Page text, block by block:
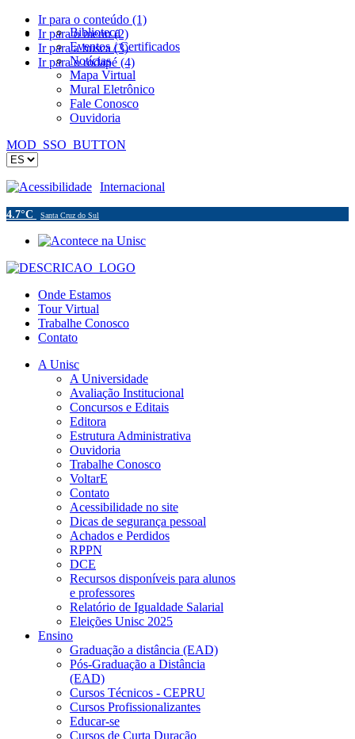
Ir para o conteúdo (1)
Ir para o menu (2)
Ir para a busca (3)
Ir para o rodapé (4)
Biblioteca
Eventos / Certificados
Notícias
Mapa Virtual
Mural Eletrônico
Fale Conosco
Ouvidoria
MOD_SSO_BUTTON
Acessibilidade Internacional
4.7°C Santa Cruz do Sul
Onde Estamos
Tour Virtual
Trabalhe Conosco
Contato
A Unisc
A Universidade
Avaliação Institucional
Concursos e Editais
Editora
Estrutura Administrativa
Ouvidoria
Trabalhe Conosco
VoltarE
Contato
Acessibilidade no site
Dicas de segurança pessoal
Achados e Perdidos
RPPN
DCE
Recursos disponíveis para alunos
e professores
Relatório de Igualdade Salarial
Eleições Unisc 2025
Ensino
Graduação a distância (EAD)
Pós-Graduação a Distância
(EAD)
Cursos Técnicos - CEPRU
Cursos Profissionalizantes
Educar-se
Cursos de Curta Duração